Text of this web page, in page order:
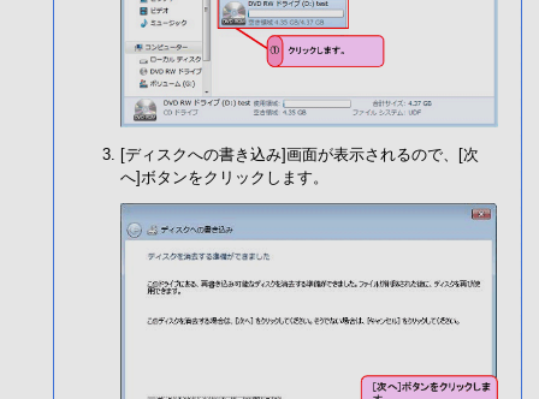
[ディスクへの書き込み]画面が表示されるので、[次
へ]ボタンをクリックします。